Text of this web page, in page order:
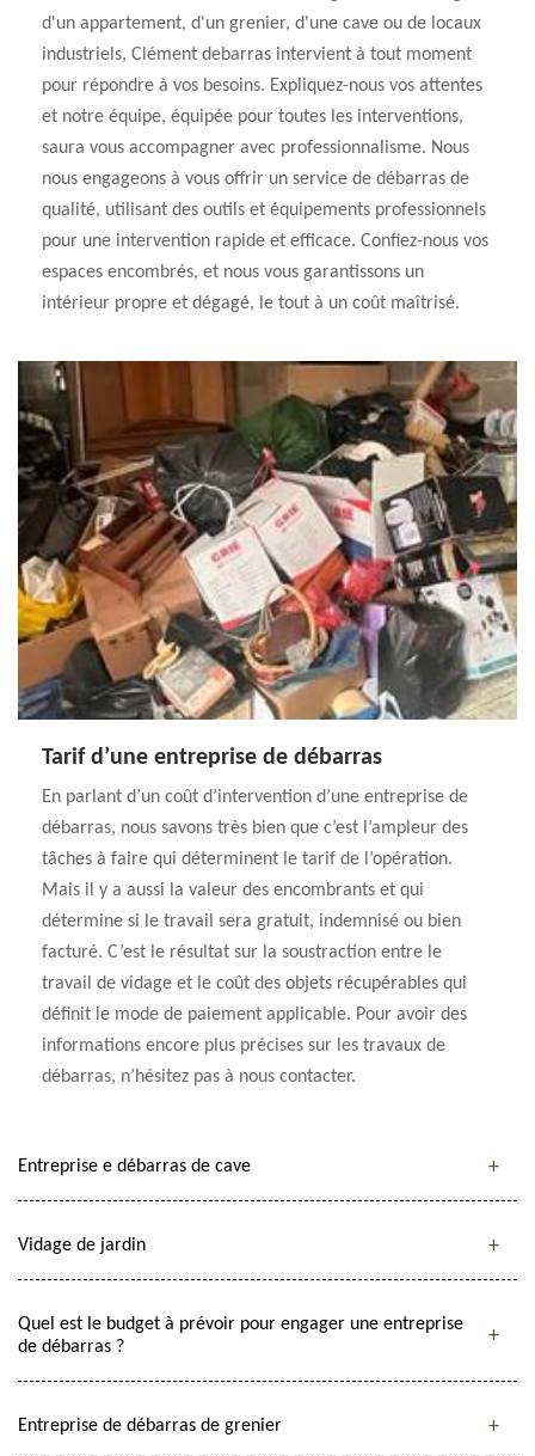
d'un appartement, d'un grenier, d'une cave ou de locaux
industriels, Clément debarras intervient à tout moment
pour répondre à vos besoins. Expliquez-nous vos attentes
et notre équipe, équipée pour toutes les interventions,
saura vous accompagner avec professionnalisme. Nous
nous engageons à vous offrir un service de débarras de
qualité, utilisant des outils et équipements professionnels
pour une intervention rapide et efficace. Confiez-nous vos
espaces encombrés, et nous vous garantissons un
intérieur propre et dégagé, le tout à un coût maîtrisé.
Tarif d’une entreprise de débarras
En parlant d’un coût d’intervention d’une entreprise de
débarras, nous savons très bien que c’est l’ampleur des
tâches à faire qui déterminent le tarif de l’opération.
Mais il y a aussi la valeur des encombrants et qui
détermine si le travail sera gratuit, indemnisé ou bien
facturé. C’est le résultat sur la soustraction entre le
travail de vidage et le coût des objets récupérables qui
définit le mode de paiement applicable. Pour avoir des
informations encore plus précises sur les travaux de
débarras, n’hésitez pas à nous contacter.
Entreprise e débarras de cave
Vidage de jardin
Quel est le budget à prévoir pour engager une entreprise
de débarras ?
Entreprise de débarras de grenier